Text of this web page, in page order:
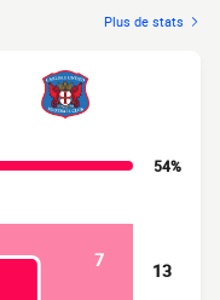
Plus de stats
54%
7
13